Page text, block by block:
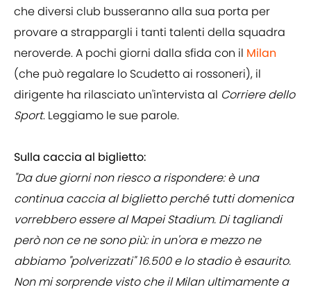
che diversi club busseranno alla sua porta per
provare a strappargli i tanti talenti della squadra
neroverde. A pochi giorni dalla sfida con il Milan
(che può regalare lo Scudetto ai rossoneri), il
dirigente ha rilasciato un'intervista al Corriere dello
Sport. Leggiamo le sue parole.
Sulla caccia al biglietto:
"Da due giorni non riesco a rispondere: è una
continua caccia al biglietto perché tutti domenica
vorrebbero essere al Mapei Stadium. Di tagliandi
però non ce ne sono più: in un'ora e mezzo ne
abbiamo "polverizzati" 16.500 e lo stadio è esaurito.
Non mi sorprende visto che il Milan ultimamente a